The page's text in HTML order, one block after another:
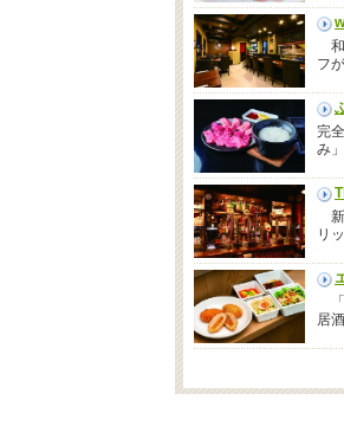
和
フ
完
み
新
リ
「
居